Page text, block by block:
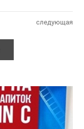
следующая